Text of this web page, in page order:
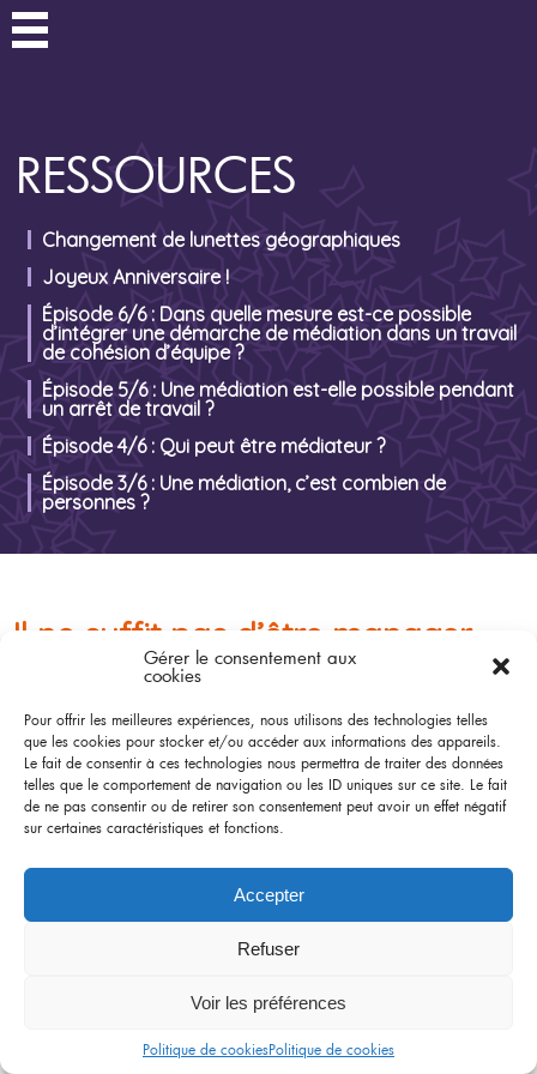
Gérer le consentement aux
cookies
Pour offrir les meilleures expériences, nous utilisons des technologies telles
que les cookies pour stocker et/ou accéder aux informations des appareils.
Le fait de consentir à ces technologies nous permettra de traiter des données
telles que le comportement de navigation ou les ID uniques sur ce site. Le fait
de ne pas consentir ou de retirer son consentement peut avoir un effet négatif
sur certaines caractéristiques et fonctions.
Accepter
Refuser
Voir les préférences
Politique de cookiesPolitique de cookies
RESSOURCES
Changement de lunettes géographiques
Joyeux Anniversaire !
Épisode 6/6 : Dans quelle mesure est-ce possible
d’intégrer une démarche de médiation dans un travail
de cohésion d’équipe ?
Épisode 5/6 : Une médiation est-elle possible pendant
un arrêt de travail ?
Épisode 4/6 : Qui peut être médiateur ?
Épisode 3/6 : Une médiation, c’est combien de
personnes ?
Il ne suffit pas d’être manager
pour manager
Le 14 novembre 2019
Parce que nous ne le dirons jamais assez:un bon manager est un
manager formé et coaché.
https://www.cairn.info/revue-l-expansion-management-review-2006-4-
page-12.htm
«« Progresser, c’est changer d’erreur ! »
Non, la formation n’est pas réservée aux jeunes !